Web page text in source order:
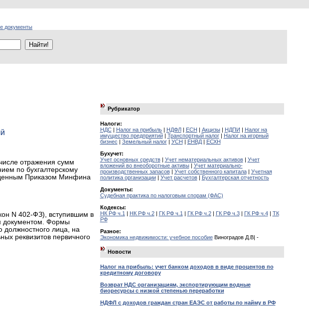
документы
отражения сумм
по бухгалтерскому
Приказом Минфина
N 402-ФЗ), вступившим в
документом. Формы
должностного лица, на
реквизитов первичного
Рубрикатор
Налоги:
НДС| Налог на прибыль| НДФЛ| ЕСН | Акцизы| НДПИ | Налог на
имущество предприятий| Транспортный налог| Налог на игорный
бизнес | Земельный налог| УСН | ЕНВД| ЕСХН
Бухучет:
Учет основных средств| Учет нематериальных активов| Учет
вложений во внеоборотные активы| Учет материально-
производственных запасов| Учет собственного капитала| Учетная
политика организации| Учет расчетов| Бухгалтерская отчетность
Документы:
Судебная практика по налоговым спорам (ФАС)
Кодексы:
НК РФ ч.1 | НК РФ ч.2| ГК РФ ч.1 | ГК РФ ч.2| ГК РФ ч.3| ГК РФ ч.4| ТК
РФ
Разное:
Экономика недвижимости: учебное пособиеВиноградов Д.В| -
Новости
Налог на прибыль: учет банком доходов в виде процентов по
кредитному договору
Возврат НДС организациям, экспортирующим водные
биоресурсы с низкой степенью переработки
НДФЛ с доходов граждан стран ЕАЭС от работы по найму в РФ